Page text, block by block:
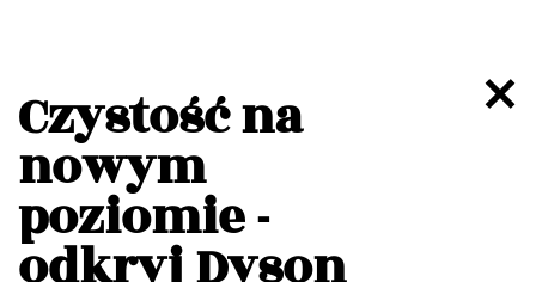
Czystość na
nowym
poziomie -